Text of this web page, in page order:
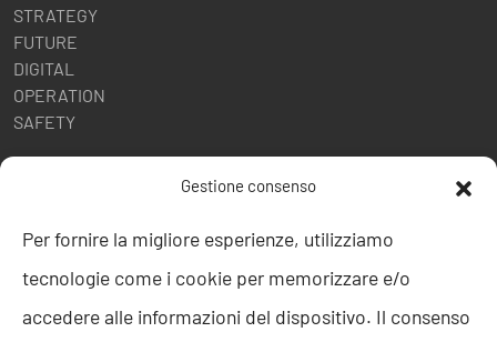
Gestione consenso
Per fornire la migliore esperienze, utilizziamo
tecnologie come i cookie per memorizzare e/o
accedere alle informazioni del dispositivo. Il consenso
STRATEGY
FUTURE
DIGITAL
OPERATION
SAFETY
POLITICHE AZIENDALI
ISO 9001
ISO 27001
Codice etico